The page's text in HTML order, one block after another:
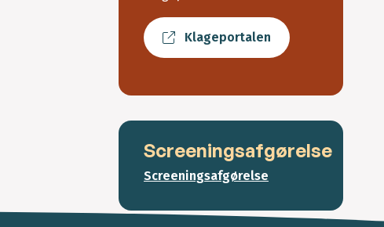
Klageportalen
Screeningsafgørelse
Screeningsafgørelse